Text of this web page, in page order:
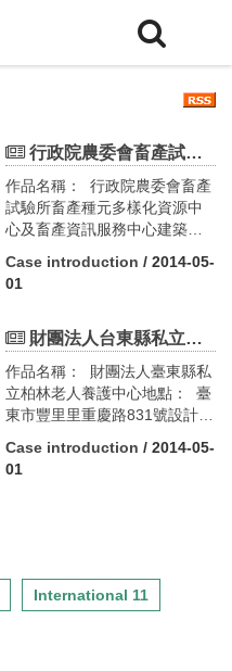
行政院農委會畜產試驗所-畜產種原多樣化資源中心及畜產資訊服務中心
作品名稱： 行政院農委會畜產
試驗所畜產種元多樣化資源中
心及畜產資訊服務中心建築
信聯合建築師事務所地點： 台
南縣新化鎮牧場112號設計需求
新化鎮，此次提案之作品有畜
種原中心）及畜產資訊服務中
心，Ａ棟種原中心係作為畜產
生命基因與細胞保存、基礎性
狀實驗與展示交流之重要場地
及單位。Ｂ棟畜產資訊服務中
生命喜悅及生態永續價值，對
於小眾學術菁英說明生物研究
Case introduction / 2014-05-
01
財團法人台東縣私立柏林老人養護中心
作品名稱： 財團法人臺東縣私
立柏林老人養護中心地點： 臺
東市豐里里重慶路831號設計單
司設計需求與條件： 柏林老人
養護中心係一老人社會福利機
市，為一四層RC結構建築物，
基地面積9349.47平方公尺，法
Case introduction / 2014-05-
01
International 11